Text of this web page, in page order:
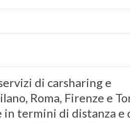
di carsharing e
Roma, Firenze e
in termini di distanza e